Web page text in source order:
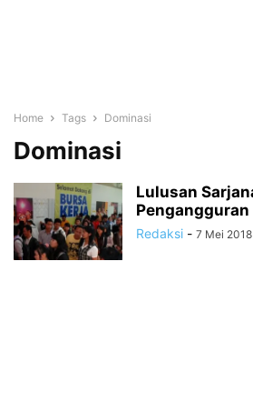
Home Tags Dominasi
Dominasi
Lulusan
Pengangguran
Redaksi - 7 Mei 2018